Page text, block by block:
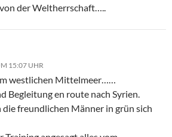
der Weltherrschaft…..
15:07 UHR
westlichen Mittelmeer……
Begleitung en route nach Syrien.
freundlichen Männer in grün sich